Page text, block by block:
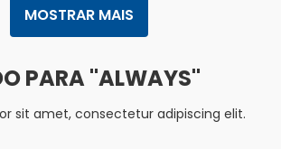
MOSTRAR MAIS
ALWAYS
sit amet, consectetur adipiscing elit.